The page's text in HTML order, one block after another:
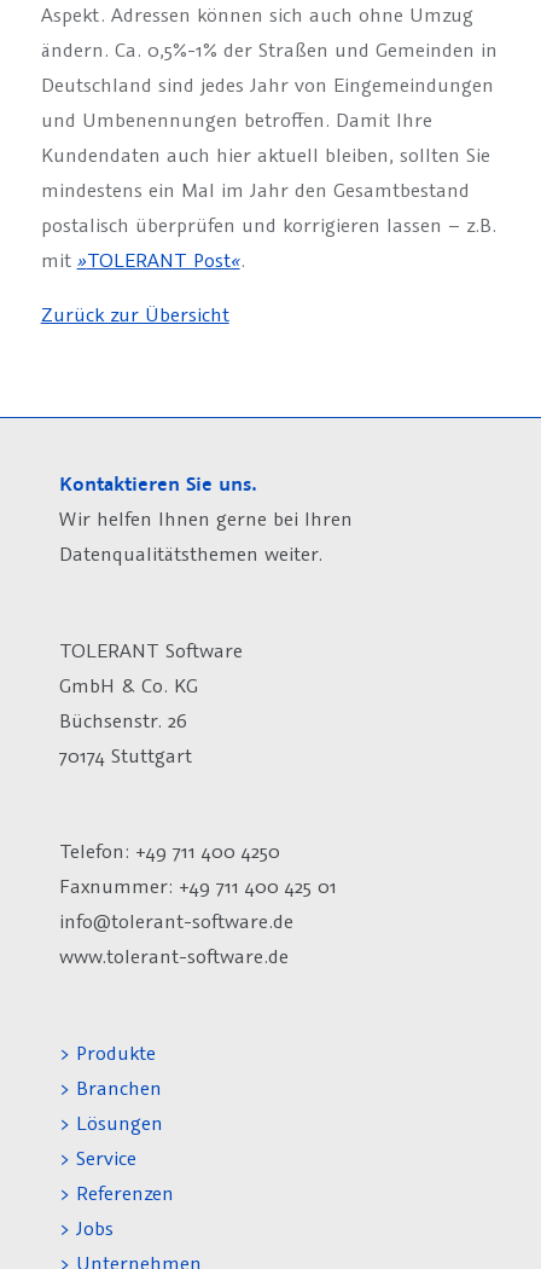
Aspekt. Adressen können sich auch ohne Umzug
ändern. Ca. 0,5%-1% der Straßen und Gemeinden in
Deutschland sind jedes Jahr von Eingemeindungen
und Umbenennungen betroffen. Damit Ihre
Kundendaten auch hier aktuell bleiben, sollten Sie
mindestens ein Mal im Jahr den Gesamtbestand
postalisch überprüfen und korrigieren lassen – z.B.
mit »TOLERANT Post«.
Zurück zur Übersicht
Kontaktieren Sie uns.
Wir helfen Ihnen gerne bei Ihren
Datenqualitätsthemen weiter.
TOLERANT Software
GmbH & Co. KG
Büchsenstr. 26
70174 Stuttgart
Telefon: +49 711 400 4250
Faxnummer: +49 711 400 425 01
info@tolerant-software.de
www.tolerant-software.de
> Produkte
> Branchen
> Lösungen
> Service
> Referenzen
> Jobs
> Unternehmen